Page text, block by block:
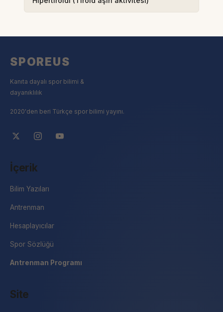
SPOREUS
Kanıta dayalı spor bilimi &
dayanıklılık
2020'den beri Türkçe spor bilimi yayını.
İçerik
Bilim Yazıları
Antrenman
Hesaplayıcılar
Spor Sözlüğü
Antrenman Programı
Site